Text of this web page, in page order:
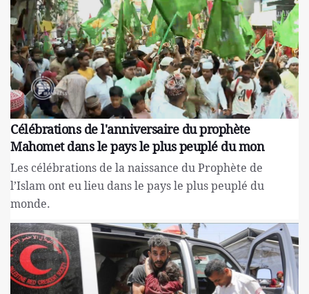
Célébrations de l'anniversaire du prophète
Mahomet dans le pays le plus peuplé du mon
Les célébrations de la naissance du Prophète de
l’Islam ont eu lieu dans le pays le plus peuplé du
monde.